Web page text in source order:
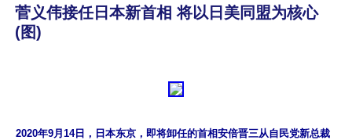
菅义伟接任日本新首相 将以日美同盟为核心
(图)
2020年9月14日，日本东京，即将卸任的首相安倍晋三从自民党新总裁